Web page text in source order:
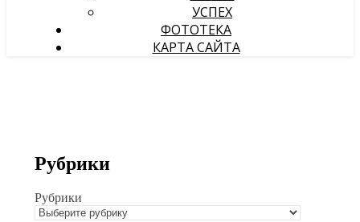
УСПЕХ
ФОТОТЕКА
КАРТА САЙТА
Рубрики
Рубрики